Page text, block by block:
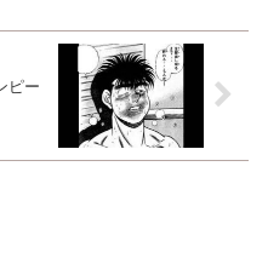
ピー